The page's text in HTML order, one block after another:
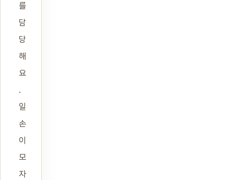
를
담
당
해
요
.
일
손
이
모
자